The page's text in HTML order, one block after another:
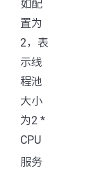
如配
置为
2，表
示线
程池
大小
为2 *
CPU
服务